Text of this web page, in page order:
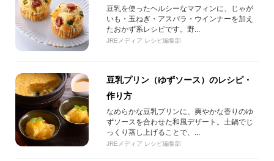
豆乳を使ったヘルシーなマフィンに、じゃが
いも・玉ねぎ・アスパラ・ウインナーを加え
たおかず系レシピです。野...
JREメディア レシピ編集部
豆乳プリン（ゆずソース）のレシピ・
作り方
なめらかな豆乳プリンに、爽やかな香りのゆ
ずソースを合わせた和風デザート。土鍋でじ
っくり蒸し上げることで、...
JREメディア レシピ編集部